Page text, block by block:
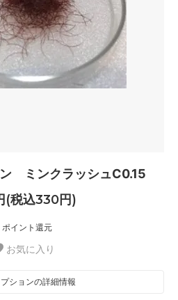
ミンクラッシュC0.15
(税込330円)
ポイント還元
お気に入り
ションの詳細情報